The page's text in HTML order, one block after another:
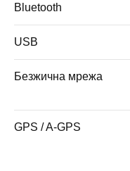
Bluetooth
USB
Безжична мрежа
GPS / A-GPS